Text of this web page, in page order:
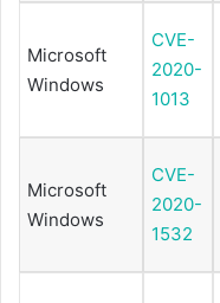
Microsoft
Windows
CVE-
2020-
1013
Microsoft
Windows
CVE-
2020-
1532